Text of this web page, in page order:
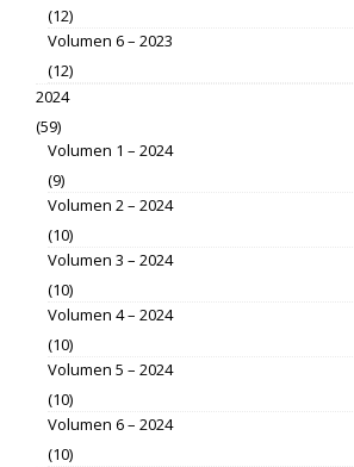
(12)
Volumen 6 – 2023
(12)
2024
(59)
Volumen 1 – 2024
(9)
Volumen 2 – 2024
(10)
Volumen 3 – 2024
(10)
Volumen 4 – 2024
(10)
Volumen 5 – 2024
(10)
Volumen 6 – 2024
(10)